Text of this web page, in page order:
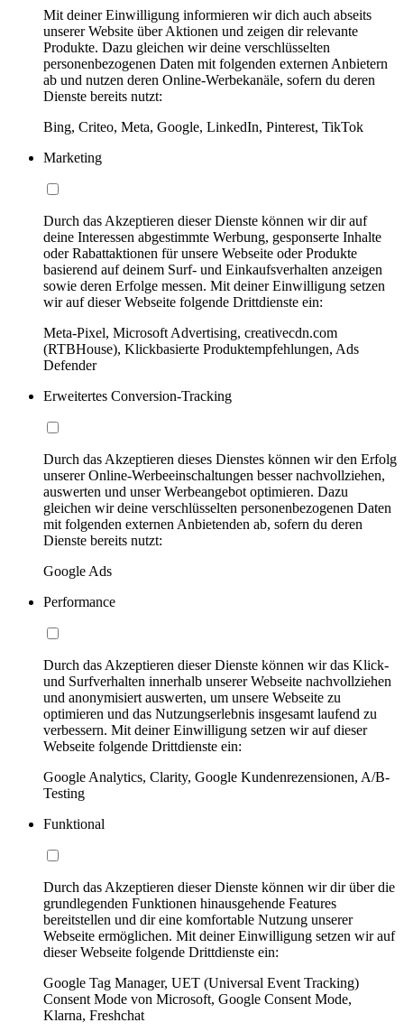
Mit deiner Einwilligung informieren wir dich auch abseits
unserer Website über Aktionen und zeigen dir relevante
Produkte. Dazu gleichen wir deine verschlüsselten
personenbezogenen Daten mit folgenden externen Anbietern
ab und nutzen deren Online-Werbekanäle, sofern du deren
Dienste bereits nutzt:
Bing, Criteo, Meta, Google, LinkedIn, Pinterest, TikTok
Marketing
Durch das Akzeptieren dieser Dienste können wir dir auf
deine Interessen abgestimmte Werbung, gesponserte Inhalte
oder Rabattaktionen für unsere Webseite oder Produkte
basierend auf deinem Surf- und Einkaufsverhalten anzeigen
sowie deren Erfolge messen. Mit deiner Einwilligung setzen
wir auf dieser Webseite folgende Drittdienste ein:
Meta-Pixel, Microsoft Advertising, creativecdn.com
(RTBHouse), Klickbasierte Produktempfehlungen, Ads
Defender
Erweitertes Conversion-Tracking
Durch das Akzeptieren dieses Dienstes können wir den Erfolg
unserer Online-Werbeeinschaltungen besser nachvollziehen,
auswerten und unser Werbeangebot optimieren. Dazu
gleichen wir deine verschlüsselten personenbezogenen Daten
mit folgenden externen Anbietenden ab, sofern du deren
Dienste bereits nutzt:
Google Ads
Performance
Durch das Akzeptieren dieser Dienste können wir das Klick-
und Surfverhalten innerhalb unserer Webseite nachvollziehen
und anonymisiert auswerten, um unsere Webseite zu
optimieren und das Nutzungserlebnis insgesamt laufend zu
verbessern. Mit deiner Einwilligung setzen wir auf dieser
Webseite folgende Drittdienste ein:
Google Analytics, Clarity, Google Kundenrezensionen, A/B-
Testing
Funktional
Durch das Akzeptieren dieser Dienste können wir dir über die
grundlegenden Funktionen hinausgehende Features
bereitstellen und dir eine komfortable Nutzung unserer
Webseite ermöglichen. Mit deiner Einwilligung setzen wir auf
dieser Webseite folgende Drittdienste ein:
Google Tag Manager, UET (Universal Event Tracking)
Consent Mode von Microsoft, Google Consent Mode,
Klarna, Freshchat